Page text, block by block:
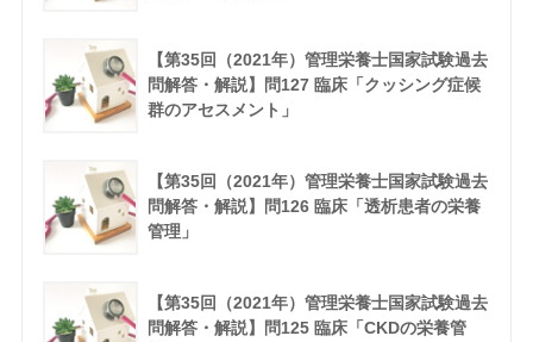
【第35回（2021年）管理栄養士国家試験過去
問解答・解説】問127 臨床「クッシング症候
群のアセスメント」
【第35回（2021年）管理栄養士国家試験過去
問解答・解説】問126 臨床「透析患者の栄養
管理」
【第35回（2021年）管理栄養士国家試験過去
問解答・解説】問125 臨床「CKDの栄養管